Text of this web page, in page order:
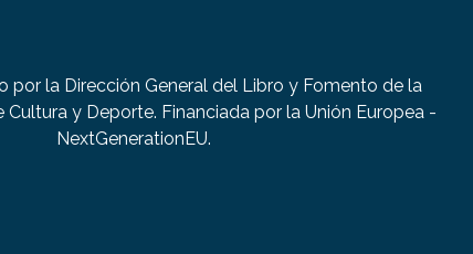
por la Dirección General del Libro y Fomento de la
Cultura y Deporte. Financiada por la Unión Europea -
NextGenerationEU.